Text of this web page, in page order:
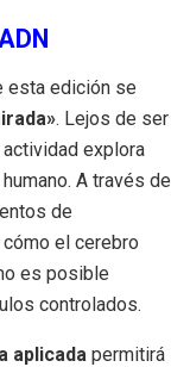
esta edición se
. Lejos de ser
explora
A través de
de
el cerebro
es posible
controlados.
aplicada permitirá